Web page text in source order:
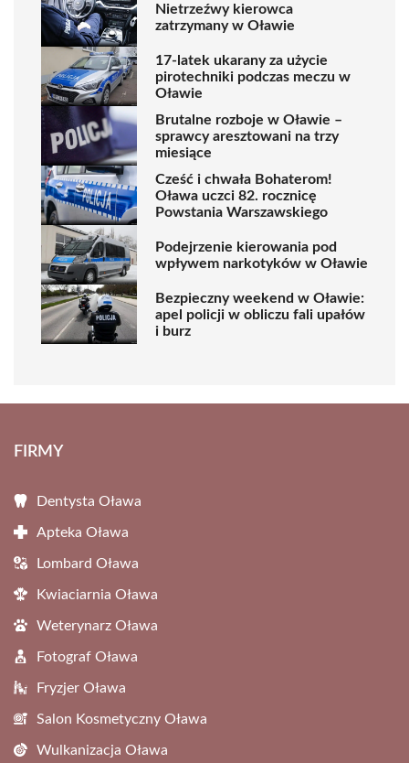
Nietrzeźwy kierowca
zatrzymany w Oławie
17-latek ukarany za użycie
pirotechniki podczas meczu w
Oławie
Brutalne rozboje w Oławie –
sprawcy aresztowani na trzy
miesiące
Cześć i chwała Bohaterom!
Oława uczci 82. rocznicę
Powstania Warszawskiego
Podejrzenie kierowania pod
wpływem narkotyków w Oławie
Bezpieczny weekend w Oławie:
apel policji w obliczu fali upałów
i burz
FIRMY
Dentysta Oława
Apteka Oława
Lombard Oława
Kwiaciarnia Oława
Weterynarz Oława
Fotograf Oława
Fryzjer Oława
Salon Kosmetyczny Oława
Wulkanizacja Oława